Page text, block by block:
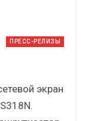
ПРЕСС-РЕЛИЗЫ
экран